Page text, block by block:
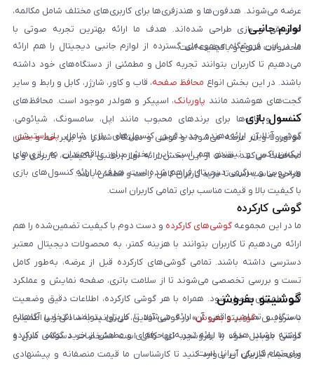
عرضه می‌شوند. هدفون‌ها و هندزفری‌ها برای کاربری‌های مختلف شامل مکالمه،
موسیقی و بازی طراحی شده‌اند. هدف ما ارائه بهترین تجربه صوتی با
محصولات متنوع و باکیفیت است.
لوازم جانبی
ما در این فروشگاه مجموعه‌ای گسترده از لوازم جانبی دیجیتال را هم ارائه
می‌دهیم تا کاربران بتوانند تجربه کامل و مطمئنی از دستگاه‌های خود داشته
باشند. در این بخش انواع محافظ صفحه، قاب و کاور، شارژر، کابل و رابط و سایر
گجت‌های هوشمند مانند پاوربانک، اسپیکر و هولدر موجود است. محافظ‌های
صفحه و قاب‌ها برای برندهای محبوب مانند اپل، سامسونگ، شیائومی،
موتورولا و آنر عرضه می‌شوند و گوشی و دستگاه شما را در برابر خط و خش
محافظت می‌کنند. هدف از این بخش ارائه لوازم جانبی باکیفیت، کاربردی و با
طراحی مناسب است تا خرید کاربران کامل، راحت و مطمئن باشد.
کنسول بازی
گوشی آنلاین ارائه‌دهنده جدیدترین کنسول‌های بازی شامل پلی‌استیشن،
ایکس‌باکس و نینتندو هم است. این بخش برای علاقه‌مندان به بازی‌های
ویدیویی و سرگرمی دیجیتال فراهم شده است. هدف ما ارائه کنسول‌های بازی
با کیفیت بالا و قیمت مناسب برای تمامی کاربران است.
گوشی کارکرده
ما در این مجموعه گوشی‌های کارکرده و دست دوم با کیفیت تضمین‌شده را هم
ارائه می‌دهیم تا کاربران بتوانند با هزینه کمتر، به محصولات دیجیتال معتبر
دسترسی داشته باشند. تمامی گوشی‌های کارکرده قبل از عرضه، به‌طور کامل
تست و بررسی تخصصی می‌شوند تا از سلامت باتری، صفحه نمایش و عملکرد
فنی اطمینان حاصل شود. همراه با هر گوشی کارکرده، اطلاعات دقیق وضعیت
دستگاه و تصاویر واقعی آن ارائه می‌شود تا کاربران بتوانند انتخابی آگاهانه
داشته باشند. هدف ما ارائه تجربه‌ای حرفه‌ای و مطمئن از خرید گوشی کارکرده
برای تمام کاربران ایرانی است.
گوشیتو بفروش
با سرویس «گوشیتو بفروش» در گوشی آنلاین، می‌توانید به‌سادگی و با اطمینان
گوشی موبایل خود را بفروشید. تنها کافی است مشخصات دستگاه، مدل و
وضعیت فیزیکی آن را وارد کنید تا کارشناسان ما قیمت منصفانه و پیشنهادی